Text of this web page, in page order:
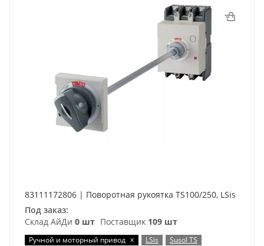
83111172806 | Поворотная рукоятка TS100/250, LSis
Под заказ:
Склад АйДи 0 шт Поставщик 109 шт
Ручной и моторный привод x LSis Susol TS